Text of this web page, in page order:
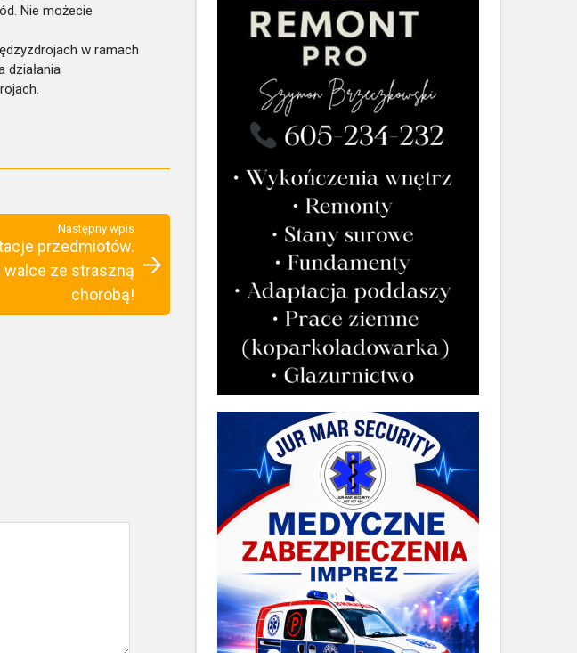
Nie możecie
w ramach
działania
Następny wpis
przedmiotów.
walce ze straszną
chorobą!